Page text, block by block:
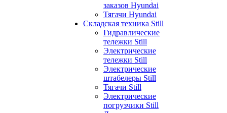
заказов Hyundai
Тягачи Hyundai
Складская техника Still
Гидравлические
тележки Still
Электрические
тележки Still
Электрические
штабелеры Still
Тягачи Still
Электрические
погрузчики Still